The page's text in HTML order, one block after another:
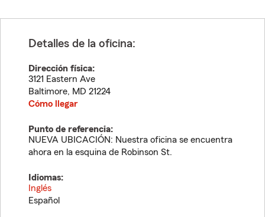
Detalles de la oficina:
Dirección física:
3121 Eastern Ave
Baltimore, MD 21224
Cómo llegar
Punto de referencia:
NUEVA UBICACIÓN: Nuestra oficina se encuentra
ahora en la esquina de Robinson St.
Idiomas:
Inglés
Español